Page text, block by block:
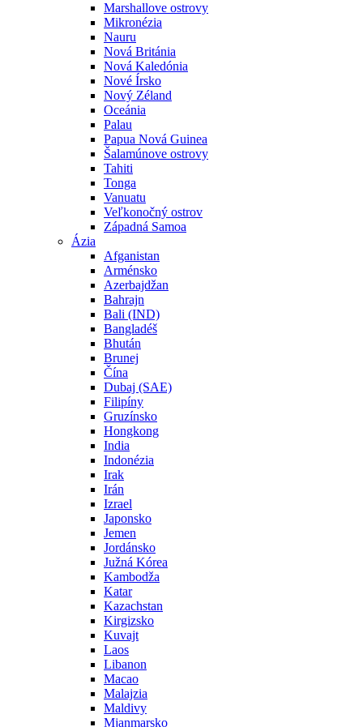
Marshallove ostrovy
Mikronézia
Nauru
Nová Británia
Nová Kaledónia
Nové Írsko
Nový Zéland
Oceánia
Palau
Papua Nová Guinea
Šalamúnove ostrovy
Tahiti
Tonga
Vanuatu
Veľkonočný ostrov
Západná Samoa
Ázia
Afganistan
Arménsko
Azerbajdžan
Bahrajn
Bali (IND)
Bangladéš
Bhután
Brunej
Čína
Dubaj (SAE)
Filipíny
Gruzínsko
Hongkong
India
Indonézia
Irak
Irán
Izrael
Japonsko
Jemen
Jordánsko
Južná Kórea
Kambodža
Katar
Kazachstan
Kirgizsko
Kuvajt
Laos
Libanon
Macao
Malajzia
Maldivy
Mjanmarsko